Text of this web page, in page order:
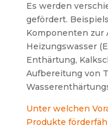
Es werden
gefördert.
Komponenten zur
Heizungswasser
Enthärtung,
Aufbereitung von
Unter welchen
Produkte